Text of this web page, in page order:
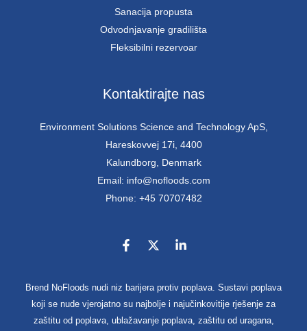
Sanacija propusta
Odvodnjavanje gradilišta
Fleksibilni rezervoar
Kontaktirajte nas
Environment Solutions Science and Technology ApS,
Hareskovvej 17i, 4400
Kalundborg, Denmark
Email: info@nofloods.com
Phone: +45 70707482
Brend NoFloods nudi niz barijera protiv poplava. Sustavi poplava
koji se nude vjerojatno su najbolje i najučinkovitije rješenje za
zaštitu od poplava, ublažavanje poplava, zaštitu od uragana,